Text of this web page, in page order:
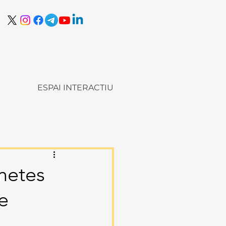
ESPAI INTERACTIU